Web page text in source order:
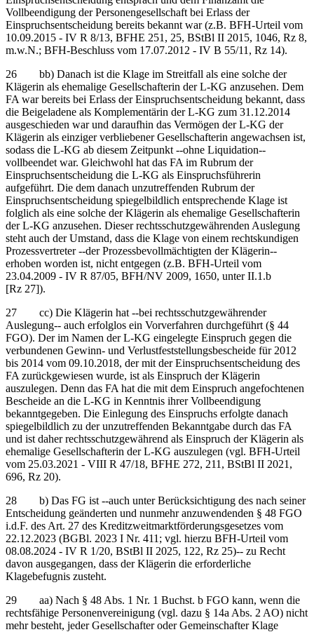
Vollbeendigung der Personengesellschaft bei Erlass der
Einspruchsentscheidung bereits bekannt war (z.B. BFH-Urteil vom
10.09.2015 - IV R 8/13, BFHE 251, 25, BStBl II 2015, 1046, Rz 8,
m.w.N.; BFH-Beschluss vom 17.07.2012 - IV B 55/11, Rz 14).
26 bb) Danach ist die Klage im Streitfall als eine solche der
Klägerin als ehemalige Gesellschafterin der L-KG anzusehen. Dem
FA war bereits bei Erlass der Einspruchsentscheidung bekannt, dass
die Beigeladene als Komplementärin der L-KG zum 31.12.2014
ausgeschieden war und daraufhin das Vermögen der L-KG der
Klägerin als einziger verbliebener Gesellschafterin angewachsen ist,
sodass die L-KG ab diesem Zeitpunkt ‑‑ohne Liquidation‑‑
vollbeendet war. Gleichwohl hat das FA im Rubrum der
Einspruchsentscheidung die L-KG als Einspruchsführerin
aufgeführt. Die dem danach unzutreffenden Rubrum der
Einspruchsentscheidung spiegelbildlich entsprechende Klage ist
folglich als eine solche der Klägerin als ehemalige Gesellschafterin
der L-KG anzusehen. Dieser rechtsschutzgewährenden Auslegung
steht auch der Umstand, dass die Klage von einem rechtskundigen
Prozessvertreter ‑‑der Prozessbevollmächtigten der Klägerin‑‑
erhoben worden ist, nicht entgegen (z.B. BFH-Urteil vom
23.04.2009 - IV R 87/05, BFH/NV 2009, 1650, unter II.1.b
[Rz 27]).
27 cc) Die Klägerin hat ‑‑bei rechtsschutzgewährender
Auslegung‑‑ auch erfolglos ein Vorverfahren durchgeführt (§ 44
FGO). Der im Namen der L-KG eingelegte Einspruch gegen die
verbundenen Gewinn- und Verlustfeststellungsbescheide für 2012
bis 2014 vom 09.10.2018, der mit der Einspruchsentscheidung des
FA zurückgewiesen wurde, ist als Einspruch der Klägerin
auszulegen. Denn das FA hat die mit dem Einspruch angefochtenen
Bescheide an die L-KG in Kenntnis ihrer Vollbeendigung
bekanntgegeben. Die Einlegung des Einspruchs erfolgte danach
spiegelbildlich zu der unzutreffenden Bekanntgabe durch das FA
und ist daher rechtsschutzgewährend als Einspruch der Klägerin als
ehemalige Gesellschafterin der L-KG auszulegen (vgl. BFH-Urteil
vom 25.03.2021 - VIII R 47/18, BFHE 272, 211, BStBl II 2021,
696, Rz 20).
28 b) Das FG ist ‑‑auch unter Berücksichtigung des nach seiner
Entscheidung geänderten und nunmehr anzuwendenden § 48 FGO
i.d.F. des Art. 27 des Kreditzweitmarktförderungsgesetzes vom
22.12.2023 (BGBl. 2023 I Nr. 411; vgl. hierzu BFH-Urteil vom
08.08.2024 - IV R 1/20, BStBl II 2025, 122, Rz 25)‑‑ zu Recht
davon ausgegangen, dass der Klägerin die erforderliche
Klagebefugnis zusteht.
29 aa) Nach § 48 Abs. 1 Nr. 1 Buchst. b FGO kann, wenn die
rechtsfähige Personenvereinigung (vgl. dazu § 14a Abs. 2 AO) nicht
mehr besteht, jeder Gesellschafter oder Gemeinschafter Klage